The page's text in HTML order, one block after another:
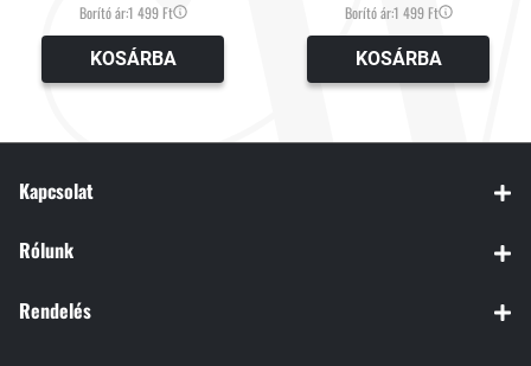
Borító ár:1 499 Ft
KOSÁRBA
Borító ár:1 499 Ft
KOSÁRBA
Kapcsolat
Rólunk
Rendelés